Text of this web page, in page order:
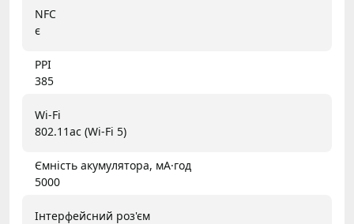
NFC
є
PPI
385
Wi-Fi
802.11ac (Wi-Fi 5)
Ємність акумулятора, мА·год
5000
Інтерфейсний роз'єм